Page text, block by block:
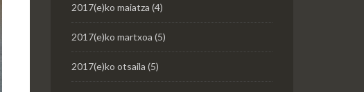
2017(e)ko maiatza (4)
2017(e)ko martxoa (5)
2017(e)ko otsaila (5)